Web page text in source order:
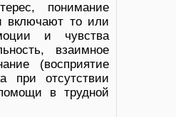
понимание
включают то или
и чувства
взаимное
(восприятие
при отсутствии
в трудной